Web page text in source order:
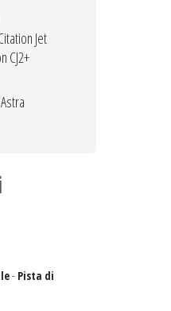
Jet
CJ2+
- Pista di